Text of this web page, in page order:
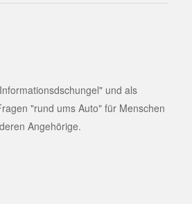
und als
"rund ums Auto" für Menschen
Angehörige.